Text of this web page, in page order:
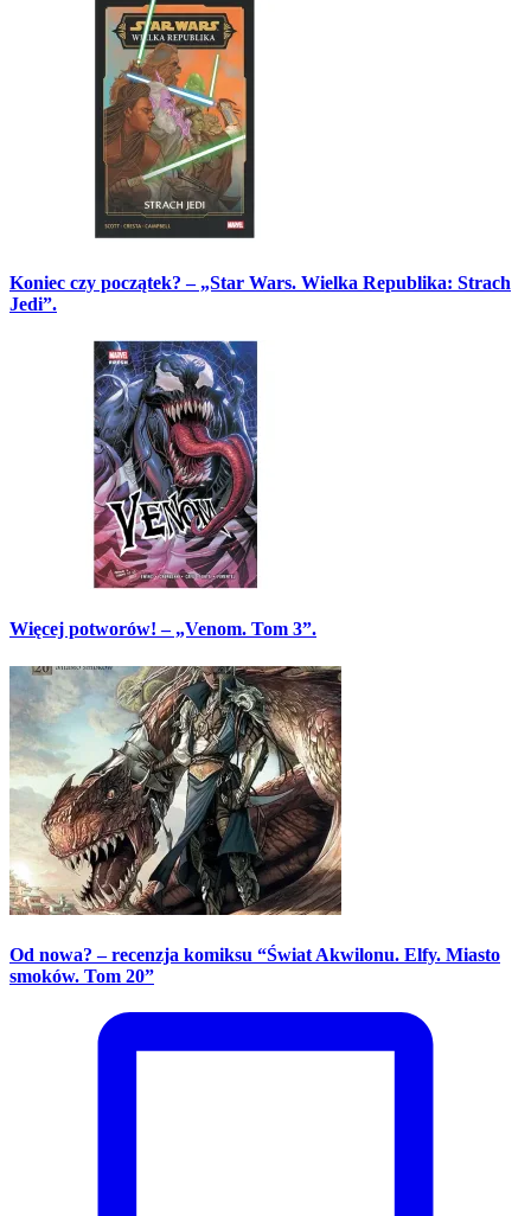
Koniec czy początek? – „Star Wars. Wielka Republika: Strach
Jedi”.
Więcej potworów! – „Venom. Tom 3”.
Od nowa? – recenzja komiksu “Świat Akwilonu. Elfy. Miasto
smoków. Tom 20”